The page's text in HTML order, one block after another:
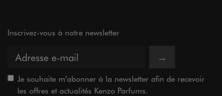
Inscrivez-vous à notre newsletter
→
Je souhaite m’abonner à la newsletter afin de recevoir
les offres et actualités Kenzo Parfums.